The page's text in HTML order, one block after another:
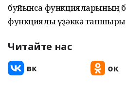
буйынса функцияларының
функциялы үҙәккә
Читайте нас